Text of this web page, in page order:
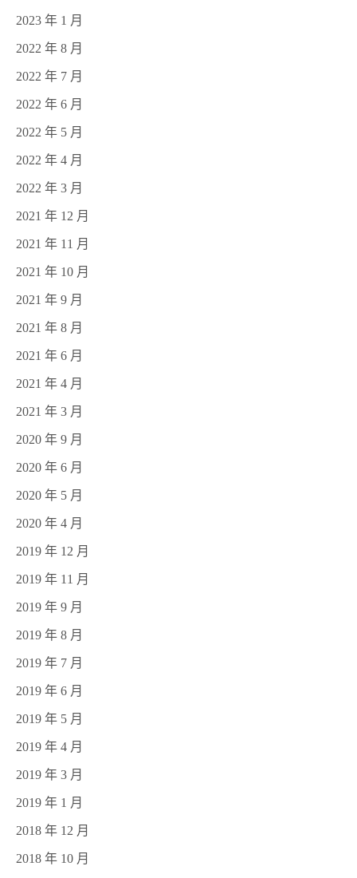
2023 年 1 月
2022 年 8 月
2022 年 7 月
2022 年 6 月
2022 年 5 月
2022 年 4 月
2022 年 3 月
2021 年 12 月
2021 年 11 月
2021 年 10 月
2021 年 9 月
2021 年 8 月
2021 年 6 月
2021 年 4 月
2021 年 3 月
2020 年 9 月
2020 年 6 月
2020 年 5 月
2020 年 4 月
2019 年 12 月
2019 年 11 月
2019 年 9 月
2019 年 8 月
2019 年 7 月
2019 年 6 月
2019 年 5 月
2019 年 4 月
2019 年 3 月
2019 年 1 月
2018 年 12 月
2018 年 10 月